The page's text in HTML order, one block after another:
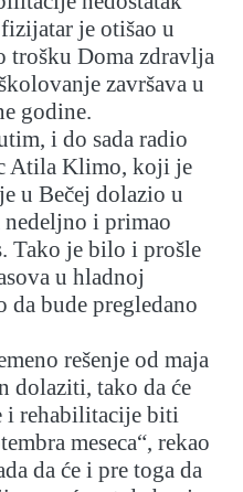
je otišao u
trošku Doma zdravlja
završava u
godine.
i do sada radio
Atila Klimo, koji je
u Bečej dolazio u
i primao
Tako je bilo i prošle
u hladnoj
da bude pregledano
rešenje od maja
dolaziti, tako da će
i rehabilitacije biti
meseca“, rekao
da će i pre toga da